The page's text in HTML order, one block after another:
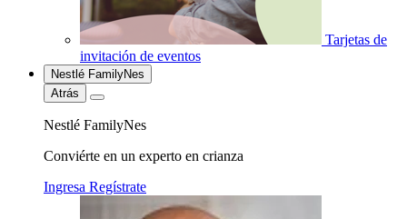
Tarjetas de
invitación de eventos
Nestlé FamilyNes
Atrás
Nestlé FamilyNes
Conviérte en un experto en crianza
Ingresa Regístrate